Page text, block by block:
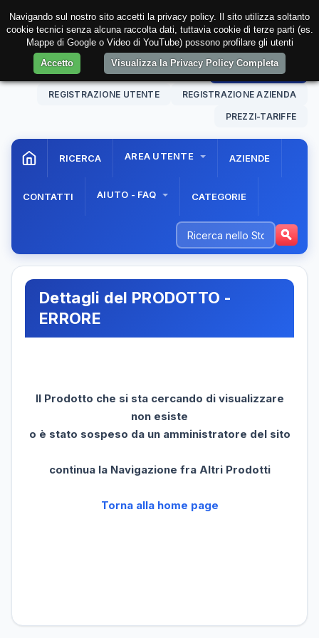
08 Aug. 202606:27:37 AREA RISERVATA
REGISTRAZIONE UTENTE REGISTRAZIONE AZIENDA
PREZZI-TARIFFE
RICERCA AREA UTENTE AZIENDE
CONTATTI AIUTO - FAQ CATEGORIE
Dettagli del PRODOTTO -
ERRORE
Il Prodotto che si sta cercando di visualizzare
non esiste
o è stato sospeso da un amministratore del sito
continua la Navigazione fra Altri Prodotti
Torna alla home page
Navigando sul nostro sito accetti la privacy policy. Il sito utilizza soltanto
cookie tecnici senza alcuna raccolta dati, tuttavia cookie di terze parti (es.
Mappe di Google o Video di YouTube) possono profilare gli utenti
Accetto
Visualizza la Privacy Policy Completa